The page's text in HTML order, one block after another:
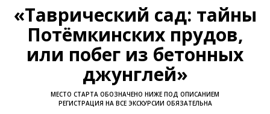
«Таврический сад: тайны
Потёмкинских прудов,
или побег из бетонных
джунглей»
МЕСТО СТАРТА ОБОЗНАЧЕНО НИЖЕ ПОД ОПИСАНИЕМ
РЕГИСТРАЦИЯ НА ВСЕ ЭКСКУРСИИ ОБЯЗАТЕЛЬНА